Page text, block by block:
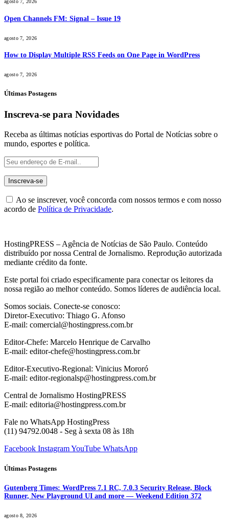
agosto 7, 2026
Open Channels FM: Signal – Issue 19
agosto 7, 2026
How to Display Multiple RSS Feeds on One Page in WordPress
agosto 7, 2026
Últimas Postagens
Inscreva-se para Novidades
Receba as últimas notícias esportivas do Portal de Notícias sobre o
mundo, esportes e política.
Ao se inscrever, você concorda com nossos termos e com nosso
acordo de Política de Privacidade.
HostingPRESS – Agência de Notícias de São Paulo. Conteúdo
distribuído por nossa Central de Jornalismo. Reprodução autorizada
mediante crédito da fonte.
Este portal foi criado especificamente para conectar os leitores da
nossa região ao melhor conteúdo. Somos líderes de audiência local.
Somos sociais. Conecte-se conosco:
Diretor-Executivo: Thiago G. Afonso
E-mail: comercial@hostingpress.com.br
Editor-Chefe: Marcelo Henrique de Carvalho
E-mail: editor-chefe@hostingpress.com.br
Editor-Executivo-Regional: Vinicius Mororó
E-mail: editor-regionalsp@hostingpress.com.br
Central de Jornalismo HostingPRESS
E-mail: editoria@hostingpress.com.br
Fale no WhatsApp HostingPress
(11) 94792.0048 - Seg à sexta 08 às 18h
Facebook InstagramYouTube WhatsApp
Últimas Postagens
Gutenberg Times: WordPress 7.1 RC, 7.0.3 Security Release, Block
Runner, New Playground UI and more — Weekend Edition 372
agosto 8, 2026